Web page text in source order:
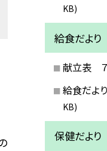
KB)
給食だより
献立表
給食だよ
KB)
保健だより